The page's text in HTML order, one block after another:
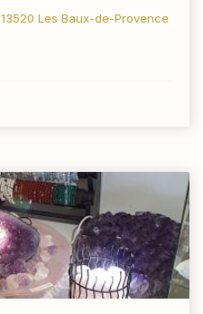
13520 Les Baux-de-Provence